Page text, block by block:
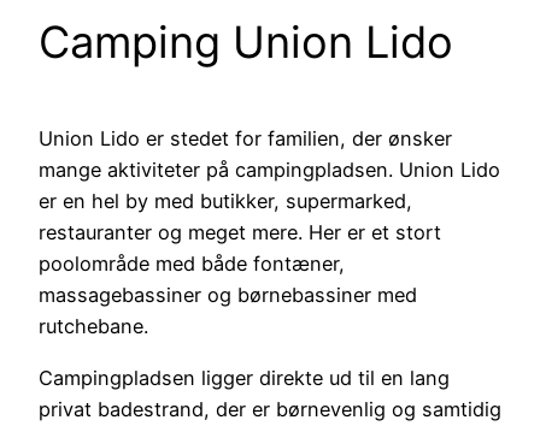
Camping Union Lido
Union Lido er stedet for familien, der ønsker
mange aktiviteter på campingpladsen. Union Lido
er en hel by med butikker, supermarked,
restauranter og meget mere. Her er et stort
poolområde med både fontæner,
massagebassiner og børnebassiner med
rutchebane.
Campingpladsen ligger direkte ud til en lang
privat badestrand, der er børnevenlig og samtidig